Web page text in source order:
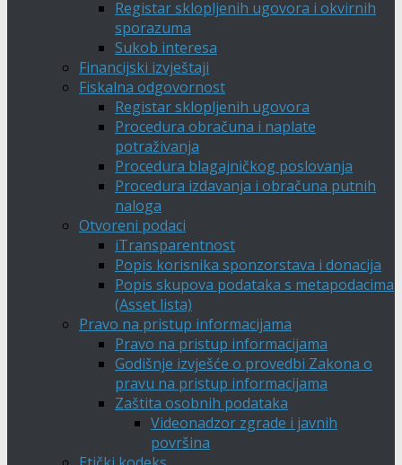
Registar sklopljenih ugovora i okvirnih
sporazuma
Sukob interesa
Financijski izvještaji
Fiskalna odgovornost
Registar sklopljenih ugovora
Procedura obračuna i naplate
potraživanja
Procedura blagajničkog poslovanja
Procedura izdavanja i obračuna putnih
naloga
Otvoreni podaci
iTransparentnost
Popis korisnika sponzorstava i donacija
Popis skupova podataka s metapodacima
(Asset lista)
Pravo na pristup informacijama
Pravo na pristup informacijama
Godišnje izvješće o provedbi Zakona o
pravu na pristup informacijama
Zaštita osobnih podataka
Videonadzor zgrade i javnih
površina